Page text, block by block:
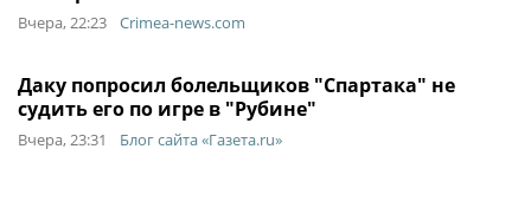
Вчера, 22:23 Crimea-news.com
Даку попросил болельщиков "Спартака" не
судить его по игре в "Рубине"
Вчера, 23:31 Блог сайта «Газета.ru»